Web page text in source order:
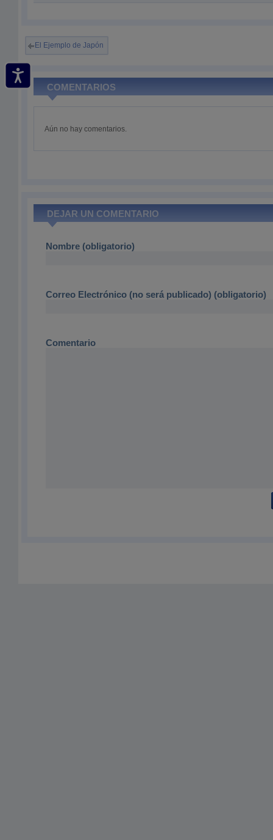
El Ejemplo de Japón
COMENTARIOS
Aún no hay comentarios.
DEJAR UN COMENTARIO
Nombre (obligatorio)
Correo Electrónico (no será publicado) (obligatorio)
Comentario